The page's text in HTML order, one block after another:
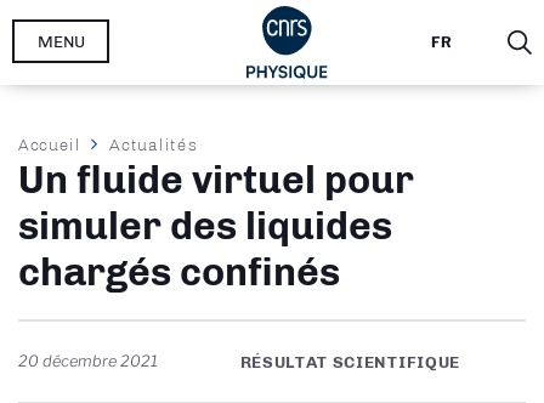
Aller
FR
MENU
Fil
d'Ariane
Accueil Actualités
Un fluide virtuel pour
simuler des liquides
chargés confinés
20 décembre 2021 RÉSULTAT SCIENTIFIQUE